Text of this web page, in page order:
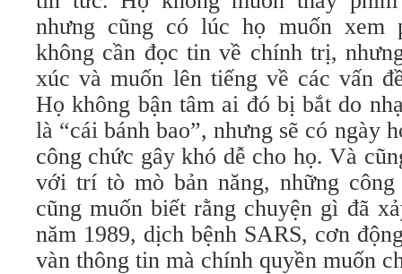
nhưng cũng có lúc họ muốn xem
không cần đọc tin về chính trị,
xúc và muốn lên tiếng về các vấn
Họ không bận tâm ai đó bị bắt do
là “cái bánh bao”, nhưng sẽ có ngày
công chức gây khó dễ cho họ. Và
với trí tò mò bản năng, những công
cũng muốn biết rằng chuyện gì đã
năm 1989, dịch bệnh SARS, cơn
vàn thông tin mà chính quyền muốn